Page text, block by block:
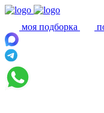
моя подборка